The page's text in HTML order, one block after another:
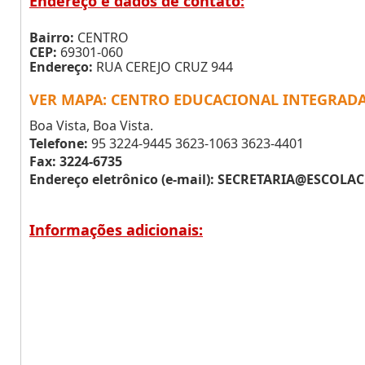
Bairro: CENTRO
CEP: 69301-060
Endereço: RUA CEREJO CRUZ 944
VER MAPA: CENTRO EDUCACIONAL
Boa Vista, Boa Vista.
Telefone: 95 3224-9445 3623-1063 3623-4401
Fax: 3224-6735
Endereço eletrônico (e-mail):
Informações adicionais: